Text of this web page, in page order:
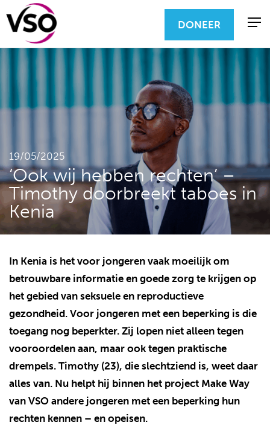
DONEER
19/05/2025
‘Ook wij hebben rechten’ –
Timothy doorbreekt taboes in
Kenia
In Kenia is het voor jongeren vaak moeilijk om
betrouwbare informatie en goede zorg te krijgen op
het gebied van seksuele en reproductieve
gezondheid. Voor jongeren met een beperking is die
toegang nog beperkter. Zij lopen niet alleen tegen
vooroordelen aan, maar ook tegen praktische
drempels. Timothy (23), die slechtziend is, weet daar
alles van. Nu helpt hij binnen het project Make Way
van VSO andere jongeren met een beperking hun
rechten kennen – en opeisen.